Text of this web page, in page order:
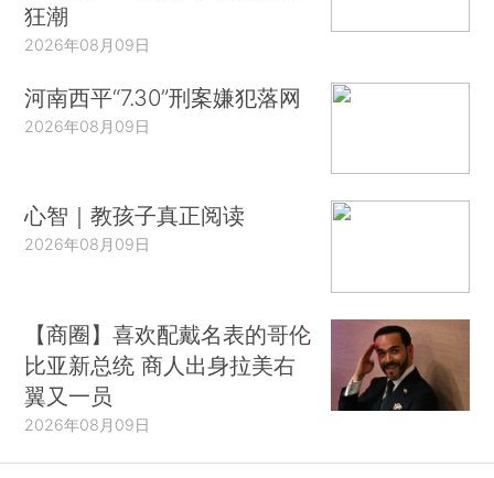
狂潮
2026年08月09日
河南西平“7.30”刑案嫌犯落网
2026年08月09日
心智｜教孩子真正阅读
2026年08月09日
【商圈】喜欢配戴名表的哥伦
比亚新总统 商人出身拉美右
翼又一员
2026年08月09日